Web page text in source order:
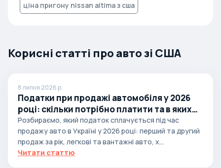
ціна пригону nissan altima з сша
Корисні статті про авто зі США
8 липня 2026 р.
Податки при продажі автомобіля у 2026
році: скільки потрібно платити та в яких
випадках
Розбираємо, який податок сплачується під час
продажу авто в Україні у 2026 році: перший та другий
продаж за рік, легкові та вантажні авто, х...
Читати статтю